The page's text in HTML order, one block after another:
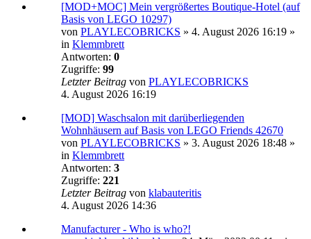
[MOD+MOC] Mein vergrößertes Boutique-Hotel (auf
Basis von LEGO 10297)
von PLAYLECOBRICKS » 4. August 2026 16:19 »
in Klemmbrett
Antworten: 0
Zugriffe: 99
Letzter Beitrag von PLAYLECOBRICKS
4. August 2026 16:19
[MOD] Waschsalon mit darüberliegenden
Wohnhäusern auf Basis von LEGO Friends 42670
von PLAYLECOBRICKS » 3. August 2026 18:48 »
in Klemmbrett
Antworten: 3
Zugriffe: 221
Letzter Beitrag von klabauteritis
4. August 2026 14:36
Manufacturer - Who is who?!